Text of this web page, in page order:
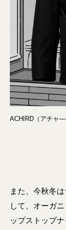
ACHIRD（アチャ
また、今秋冬
して、オーガ
ップストップ